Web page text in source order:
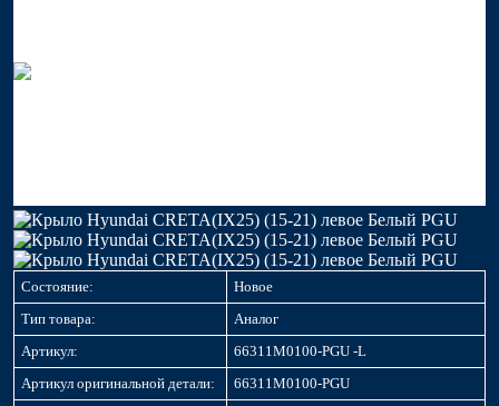
Состояние:
Новое
Тип товара:
Аналог
Артикул:
66311M0100-PGU -L
Артикул оригинальной детали:
66311M0100-PGU